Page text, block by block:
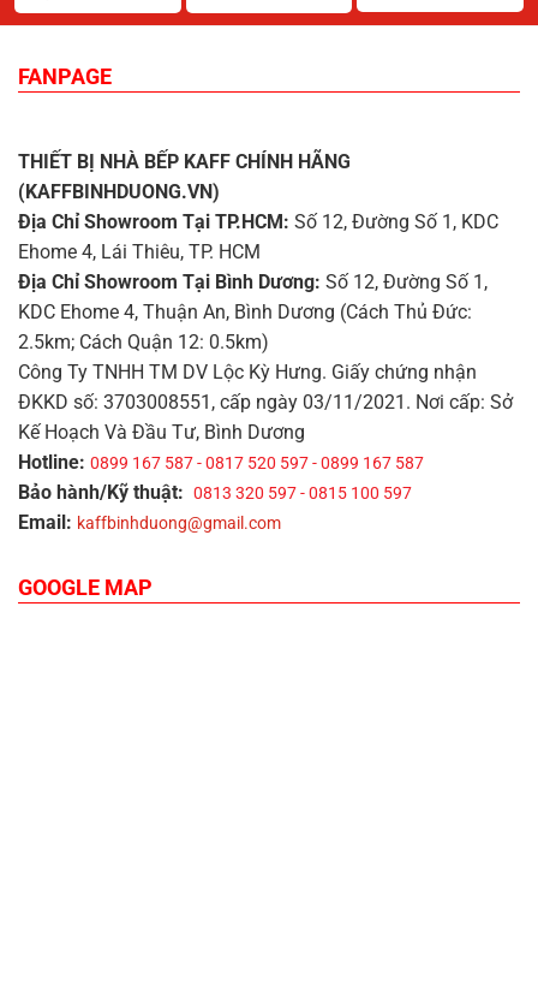
FANPAGE
THIẾT BỊ NHÀ BẾP KAFF CHÍNH HÃNG
(KAFFBINHDUONG.VN)
Địa Chỉ Showroom Tại TP.HCM: Số 12, Đường Số 1, KDC
Ehome 4, Lái Thiêu, TP. HCM
Địa Chỉ Showroom Tại Bình Dương: Số 12, Đường Số 1,
KDC Ehome 4, Thuận An, Bình Dương (Cách Thủ Đức:
2.5km; Cách Quận 12: 0.5km)
Công Ty TNHH TM DV Lộc Kỳ Hưng. Giấy chứng nhận
ĐKKD số: 3703008551, cấp ngày 03/11/2021. Nơi cấp: Sở
Kế Hoạch Và Đầu Tư, Bình Dương
Hotline: 0899 167 587 - 0817 520 597 - 0899 167 587
Bảo hành/Kỹ thuật: 0813 320 597 - 0815 100 597
Email: kaffbinhduong@gmail.com
GOOGLE MAP